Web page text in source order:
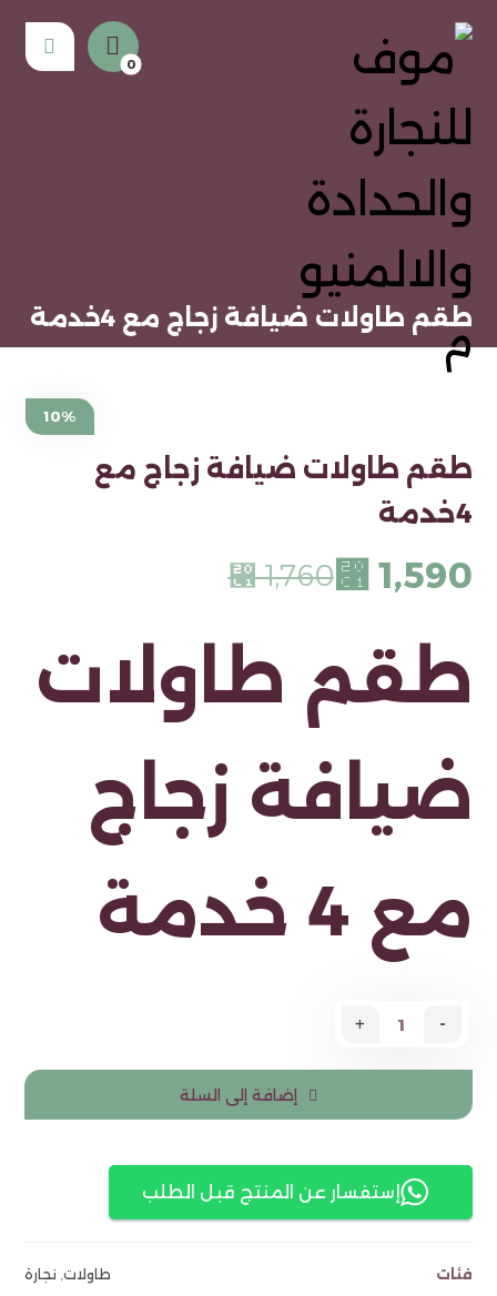
طقم طاولات ضيافة زجاج مع 4خدمة
10%
طقم طاولات ضيافة زجاج مع
4خدمة
⃁1,760⃁ 1,590
طقم طاولات
ضيافة زجاج
مع 4 خدمة
-
+
إضافة إلى السلة
إستفسار عن المنتج قبل الطلب
فئات طاولات, نجارة